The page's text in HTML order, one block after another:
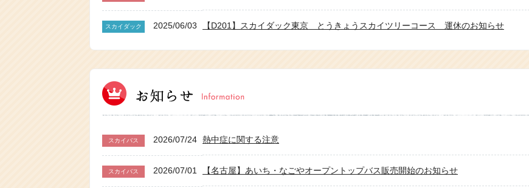
スカイバス 2019/05/24 【2019年度終了】クラシックスカイバス期間限定運行のお知らせ
2018/12/30
スカイダック 2025/06/03 【D201】スカイダック東京 とうきょうスカイツリーコース 運休のお知らせ
スカイバス 2026/07/24 熱中症に関する注意
スカイバス 2026/07/01 【名古屋】あいち・なごやオープントップバス販売開始のお知らせ